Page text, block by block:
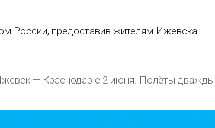
России, предоставив жителям Ижевска
— Краснодар с 2 июня. Полёты дважды